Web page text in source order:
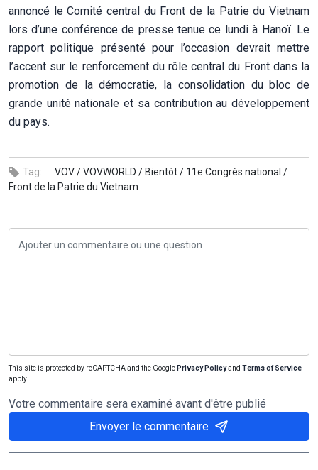
annoncé le Comité central du Front de la Patrie du Vietnam
lors d’une conférence de presse tenue ce lundi à Hanoï. Le
rapport politique présenté pour l’occasion devrait mettre
l’accent sur le renforcement du rôle central du Front dans la
promotion de la démocratie, la consolidation du bloc de
grande unité nationale et sa contribution au développement
du pays.
Tag: VOV /VOVWORLD / Bientôt / 11e Congrès national /
Front de la Patrie du Vietnam
This site is protected by reCAPTCHA and the Google Privacy Policyand Terms of Service
apply.
Votre commentaire sera examiné avant d'être publié
Envoyer le commentaire